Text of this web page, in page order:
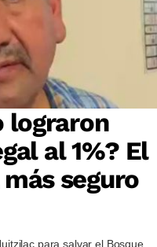
lograron
al 1%? El
seguro
para salvar el Bosque